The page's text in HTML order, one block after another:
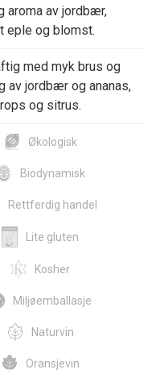
aroma av jordbær,
eple og blomst.
med myk brus og
av jordbær og ananas,
og sitrus.
Økologisk
Biodynamisk
Rettferdig handel
Lite gluten
Kosher
Miljøemballasje
Naturvin
Oransjevin